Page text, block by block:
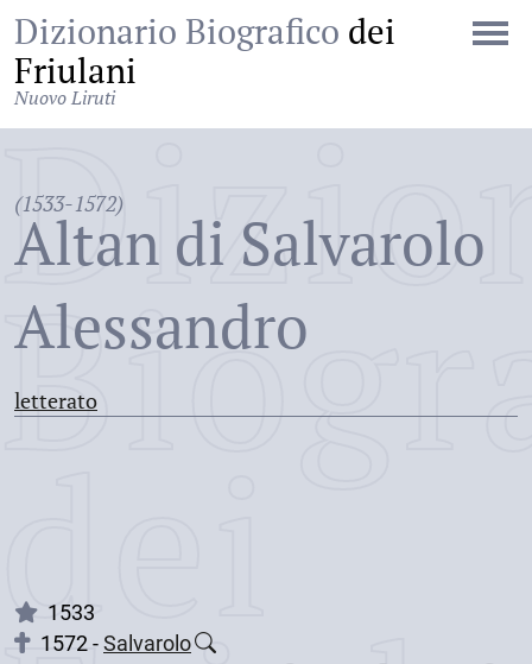
Dizionario Biografico dei
Friulani
Nuovo Liruti
(1533-1572)
Altan di Salvarolo
Alessandro
letterato
dei
1533
1572 -Salvarolo